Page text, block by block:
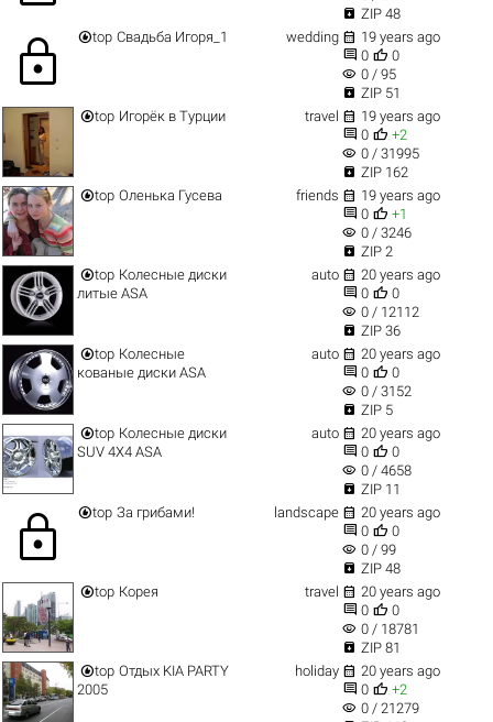
 ZIP 48
lock top Свадьба Игоря_1 wedding  19 years ago
 0  0
visibility 0 / 95
 ZIP 51
top Игорёк в Турции travel  19 years ago
 0  +2
visibility 0 / 31995
 ZIP 162
top Оленька Гусева friends  19 years ago
 0  +1
visibility 0 / 3246
 ZIP 2
top Колесные диски
литые ASA
auto  20 years ago
 0  0
visibility 0 / 12112
 ZIP 36
top Колесные
кованые диски ASA
auto  20 years ago
 0  0
visibility 0 / 3152
 ZIP 5
top Колесные диски
SUV 4X4 ASA
auto  20 years ago
 0  0
visibility 0 / 4658
 ZIP 11
lock top За грибами! landscape  20 years ago
 0  0
visibility 0 / 99
 ZIP 48
top Корея travel  20 years ago
 0  0
visibility 0 / 18781
 ZIP 81
top Отдых KIA PARTY
2005
holiday  20 years ago
 0  +2
visibility 0 / 21279